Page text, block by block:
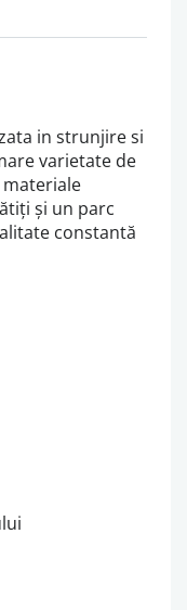
in strunjire si
varietate de
materiale
și un parc
constantă